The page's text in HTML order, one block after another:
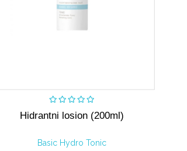
Hidrantni losion (200ml)
Basic Hydro Tonic